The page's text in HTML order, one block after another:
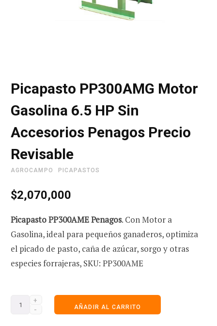
t
e
Picapasto PP300AMG Motor
Gasolina 6.5 HP Sin
Accesorios Penagos Precio
Revisable
AGROCAMPO PICAPASTOS
$2,070,000
Picapasto PP300AME Penagos. Con Motor a
Gasolina, ideal para pequeños ganaderos, optimiza
el picado de pasto, caña de azúcar, sorgo y otras
especies forrajeras, SKU: PP300AME
Picapasto
AÑADIR AL CARRITO